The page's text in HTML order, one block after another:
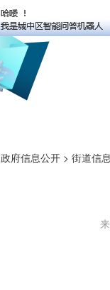
政府信息公开 > 街道信